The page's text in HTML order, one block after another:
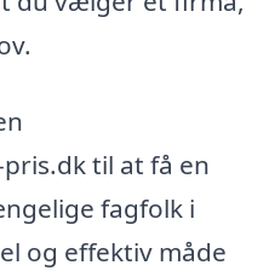
til at få en
fagfolk i
og effektiv måde